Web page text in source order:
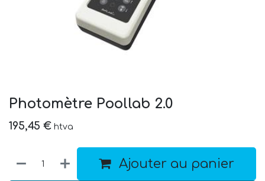
Photomètre Poollab 2.0
195,45 € htva
Ajouter au panier